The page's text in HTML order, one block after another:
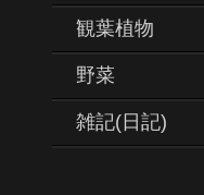
観葉植物
野菜
雑記(日記)